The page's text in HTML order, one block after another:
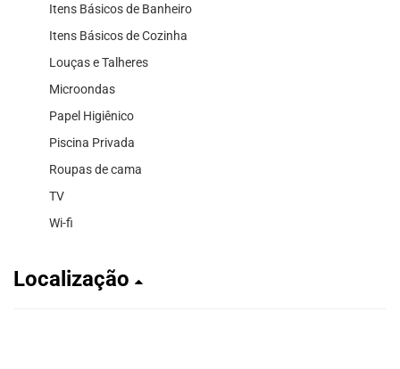
Itens Básicos de Banheiro
Itens Básicos de Cozinha
Louças e Talheres
Microondas
Papel Higiênico
Piscina Privada
Roupas de cama
TV
Wi-fi
Localização